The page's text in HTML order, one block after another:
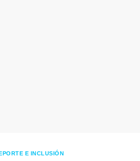
E INCLUSIÓN